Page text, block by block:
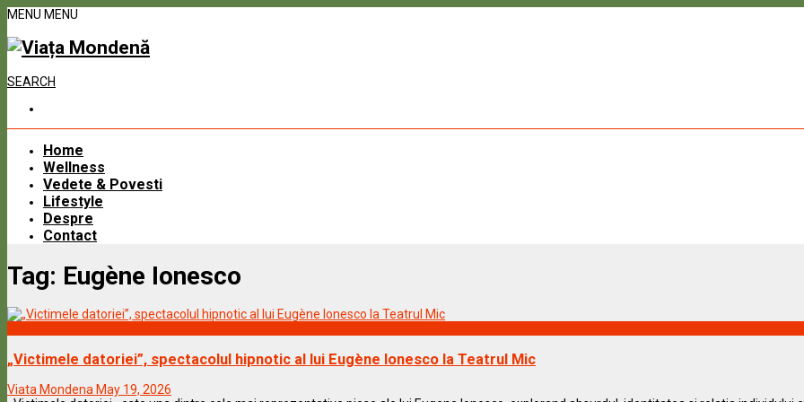
MENU MENU
SEARCH
Home
Wellness
Vedete & Povesti
Lifestyle
Despre
Contact
Tag: Eugène Ionesco
„Victimele datoriei”, spectacolul hipnotic al lui Eugène Ionesco la Teatrul Mic
Viata Mondena May 19, 2026